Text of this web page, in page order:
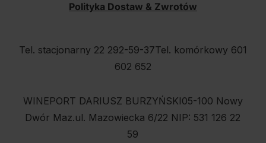
Polityka Dostaw & Zwrotów
Tel. stacjonarny 22 292-59-37Tel. komórkowy 601
602 652
WINEPORT DARIUSZ BURZYŃSKI05-100 Nowy
Dwór Maz.ul. Mazowiecka 6/22 NIP: 531 126 22
59